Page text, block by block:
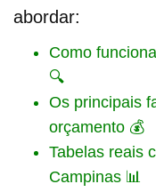
abordar:
Como
🔍
Os principais
orçamento 💰
Tabelas reais
Campinas 📊